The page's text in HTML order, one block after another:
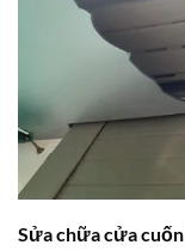
Sửa chữa cửa